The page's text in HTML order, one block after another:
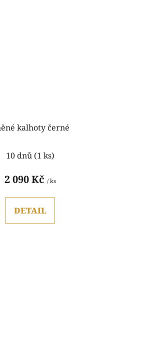
kalhoty černé
hodnocení
produktu
5,0
z
10 dnů (1 ks)
2 090 Kč / ks
DETAIL